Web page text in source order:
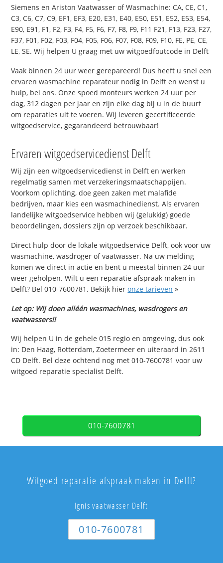
Siemens en Ariston Vaatwasser of Wasmachine: CA, CE, C1,
C3, C6, C7, C9, EF1, EF3, E20, E31, E40, E50, E51, E52, E53, E54,
E90, E91, F1, F2, F3, F4, F5, F6, F7, F8, F9, F11 F21, F13, F23, F27,
F37, F01, F02, F03, F04, F05, F06, F07, F08, F09, F10, FE, PE, CE,
LE, SE. Wij helpen U graag met uw witgoedfoutcode in Delft
Vaak binnen 24 uur weer gerepareerd! Dus heeft u snel een
ervaren wasmachine reparateur nodig in Delft en wenst u
hulp, bel ons. Onze spoed monteurs werken 24 uur per
dag, 312 dagen per jaar en zijn elke dag bij u in de buurt
om reparaties uit te voeren. Wij leveren gecertificeerde
witgoedservice, gegarandeerd betrouwbaar!
Ervaren witgoedservicedienst Delft
Wij zijn een witgoedservicedienst in Delft en werken
regelmatig samen met verzekeringsmaatschappijen.
Voorkom oplichting, doe geen zaken met malafide
bedrijven, maar kies een wasmachinedienst. Als ervaren
landelijke witgoedservice hebben wij (gelukkig) goede
beoordelingen, dossiers zijn op verzoek beschikbaar.
Direct hulp door de lokale witgoedservice Delft, ook voor uw
wasmachine, wasdroger of vaatwasser. Na uw melding
komen we direct in actie en bent u meestal binnen 24 uur
weer geholpen. Wilt u een reparatie afspraak maken in
Delft? Bel 010-7600781. Bekijk hieronze tarieven »
Let op: Wij doen alléén wasmachines, wasdrogers en
vaatwassers!!
Wij helpen U in de gehele 015 regio en omgeving, dus ook
in: Den Haag, Rotterdam, Zoetermeer en uiteraard in 2611
CD Delft. Bel deze ochtend nog met 010-7600781 voor uw
witgoed reparatie specialist Delft.
010-7600781
Witgoed reparatie afspraak maken in Delft?
Ignis vaatwasser Delft
010-7600781